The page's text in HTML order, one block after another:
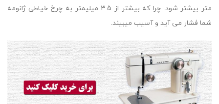
متر بیشتر شود. چرا که بیشتر از 3.5 میلیمتر به چرخ خیاطی ژانومه
شما فشار می آید و آسیب میبیند.